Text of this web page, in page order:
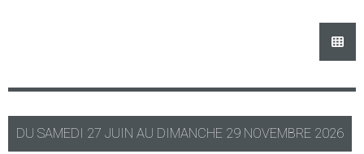
DU SAMEDI 27 JUIN AU DIMANCHE 29 NOVEMBRE 2026